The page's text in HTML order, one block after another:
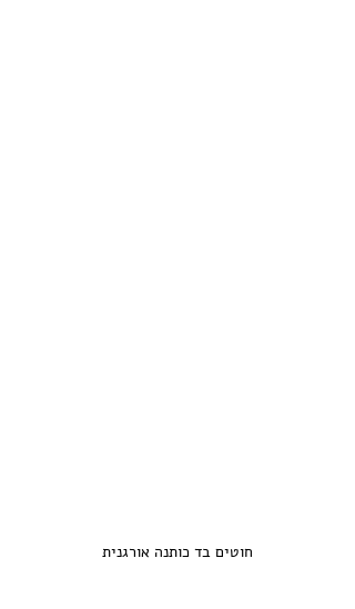
חוטים בד כותנה אורגנית